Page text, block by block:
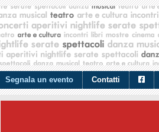
Segnala un evento Contatti